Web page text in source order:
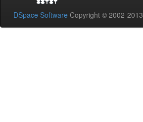
DSpace Software Copyright © 2002-2013